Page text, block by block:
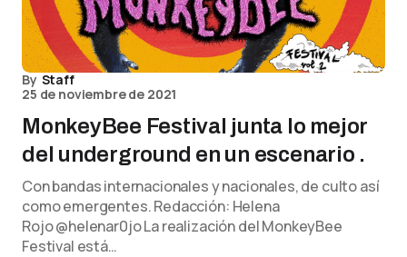
By Staff
25 de noviembre de 2021
MonkeyBee Festival junta lo mejor
del underground en un escenario .
Con bandas internacionales y nacionales, de culto así
como emergentes. Redacción: Helena
Rojo @helenar0jo La realización del MonkeyBee
Festival está…